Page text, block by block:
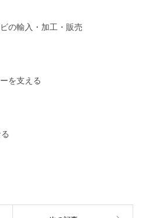
の輸入・加工・販売
を支える